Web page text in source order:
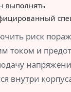
выполнять
риск
током и
внутри